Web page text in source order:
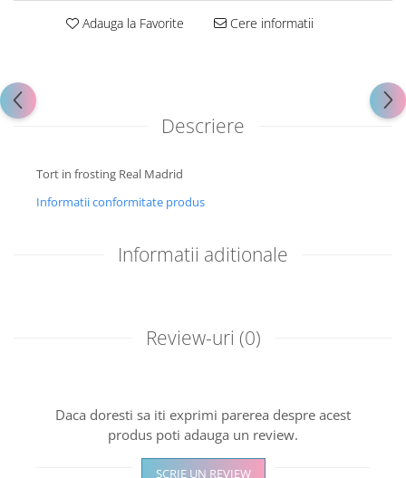
Adauga la Favorite Cere informatii
Descriere
Tort in frosting Real Madrid
Informatii conformitate produs
Informatii aditionale
Review-uri (0)
Daca doresti sa iti exprimi parerea despre acest
produs poti adauga un review.
SCRIE UN REVIEW